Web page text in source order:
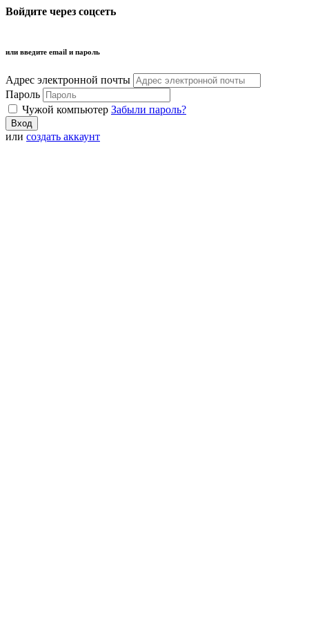
Войдите через соцсеть
или введите email и пароль
Адрес электронной почты
Пароль
Чужой компьютер Забыли пароль?
или создать аккаунт